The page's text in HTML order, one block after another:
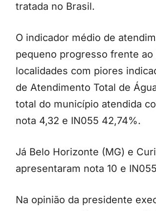
tratada no Brasil.
O indicador médio de
pequeno progresso frente ao
localidades com piores
de Atendimento Total de
total do município atendida
nota 4,32 e IN055 42,74%.
Já Belo Horizonte (MG) e
apresentaram nota 10 e
Na opinião da presidente